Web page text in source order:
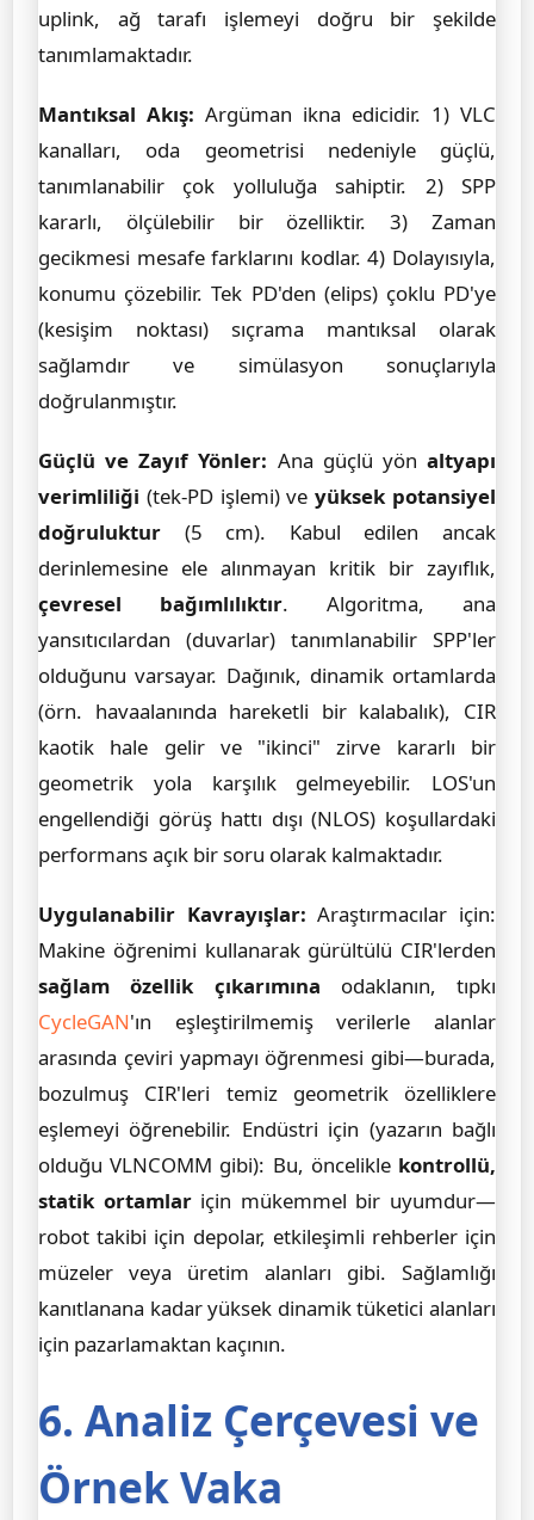
uplink, ağ tarafı işlemeyi doğru bir şekilde
tanımlamaktadır.
Mantıksal Akış: Argüman ikna edicidir. 1) VLC
kanalları, oda geometrisi nedeniyle güçlü,
tanımlanabilir çok yolluluğa sahiptir. 2) SPP
kararlı, ölçülebilir bir özelliktir. 3) Zaman
gecikmesi mesafe farklarını kodlar. 4) Dolayısıyla,
konumu çözebilir. Tek PD'den (elips) çoklu PD'ye
(kesişim noktası) sıçrama mantıksal olarak
sağlamdır ve simülasyon sonuçlarıyla
doğrulanmıştır.
Güçlü ve Zayıf Yönler: Ana güçlü yönaltyapı
verimliliği (tek-PD işlemi) veyüksek potansiyel
doğruluktur (5 cm). Kabul edilen ancak
derinlemesine ele alınmayan kritik bir zayıflık,
çevresel bağımlılıktır. Algoritma, ana
yansıtıcılardan (duvarlar) tanımlanabilir SPP'ler
olduğunu varsayar. Dağınık, dinamik ortamlarda
(örn. havaalanında hareketli bir kalabalık), CIR
kaotik hale gelir ve "ikinci" zirve kararlı bir
geometrik yola karşılık gelmeyebilir. LOS'un
engellendiği görüş hattı dışı (NLOS) koşullardaki
performans açık bir soru olarak kalmaktadır.
Uygulanabilir Kavrayışlar: Araştırmacılar için:
Makine öğrenimi kullanarak gürültülü CIR'lerden
sağlam özellik çıkarımına odaklanın, tıpkı
CycleGAN'ın eşleştirilmemiş verilerle alanlar
arasında çeviri yapmayı öğrenmesi gibi—burada,
bozulmuş CIR'leri temiz geometrik özelliklere
eşlemeyi öğrenebilir. Endüstri için (yazarın bağlı
olduğu VLNCOMM gibi): Bu, öncelikle kontrollü,
statik ortamlariçin mükemmel bir uyumdur—
robot takibi için depolar, etkileşimli rehberler için
müzeler veya üretim alanları gibi. Sağlamlığı
kanıtlanana kadar yüksek dinamik tüketici alanları
için pazarlamaktan kaçının.
6. Analiz Çerçevesi ve
Örnek Vaka